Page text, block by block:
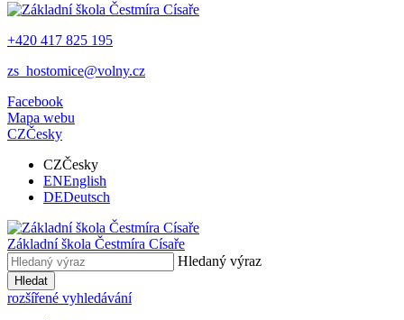
+420 417 825 195
zs_hostomice@volny.cz
Facebook
Mapa webu
CZČesky
CZČesky
ENEnglish
DEDeutsch
Základní škola Čestmíra Císaře
Hledaný výraz
Hledat
rozšířené vyhledávání